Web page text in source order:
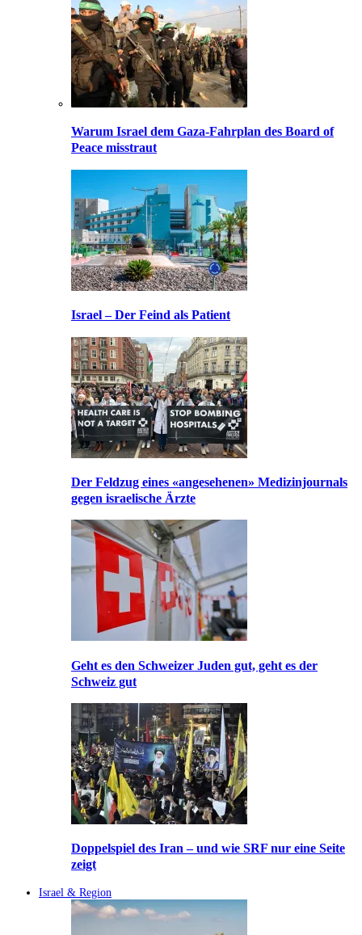
Warum Israel dem Gaza-Fahrplan des Board of
Peace misstraut
Israel – Der Feind als Patient
Der Feldzug eines «angesehenen» Medizinjournals
gegen israelische Ärzte
Geht es den Schweizer Juden gut, geht es der
Schweiz gut
Doppelspiel des Iran – und wie SRF nur eine Seite
zeigt
Israel & Region